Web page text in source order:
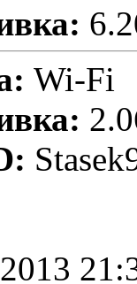
Wi-Fi